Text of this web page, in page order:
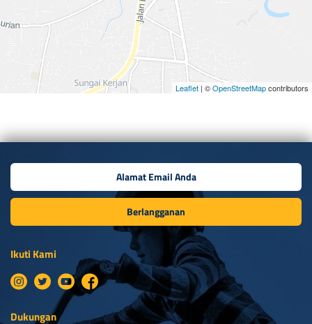
Leaflet | ©OpenStreetMapcontributors
Berlangganan
Ikuti Kami
Dukungan